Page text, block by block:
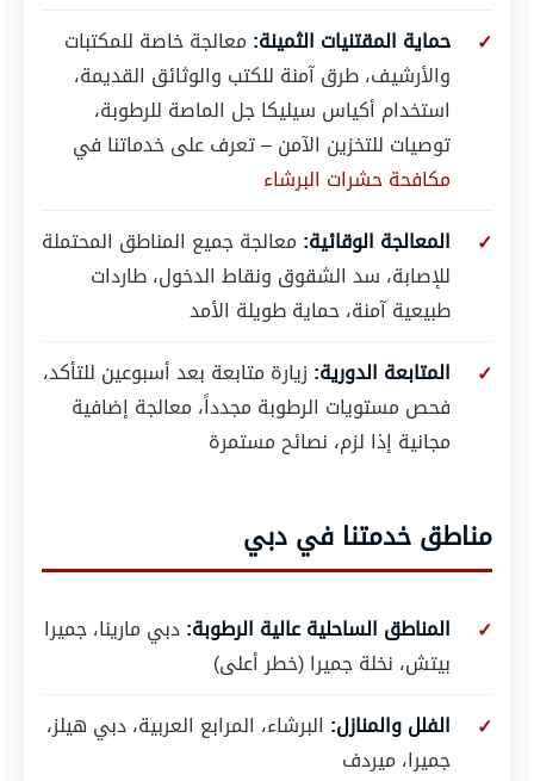
حماية المقتنيات الثمينة: معالجة خاصة للمكتبات
والأرشيف، طرق آمنة للكتب والوثائق القديمة،
استخدام أكياس سيليكا جل الماصة للرطوبة،
توصيات للتخزين الآمن – تعرف على خدماتنا في
مكافحة حشرات البرشاء
المعالجة الوقائية: معالجة جميع المناطق المحتملة
للإصابة، سد الشقوق ونقاط الدخول، طاردات
طبيعية آمنة، حماية طويلة الأمد
المتابعة الدورية: زيارة متابعة بعد أسبوعين للتأكد،
فحص مستويات الرطوبة مجدداً، معالجة إضافية
مجانية إذا لزم، نصائح مستمرة
مناطق خدمتنا في دبي
المناطق الساحلية عالية الرطوبة:دبي مارينا، جميرا
بيتش، نخلة جميرا (خطر أعلى)
الفلل والمنازل: البرشاء، المرابع العربية، دبي هيلز،
جميرا، ميردف